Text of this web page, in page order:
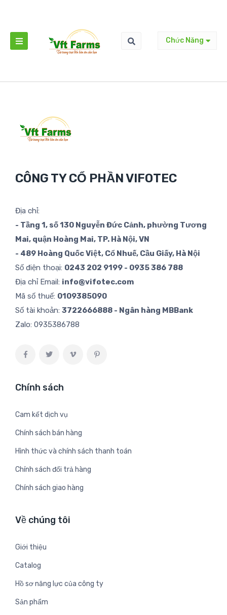
Chức Năng
CÔNG TY CỔ PHẦN VIFOTEC
Địa chỉ:
- Tầng 1, số 130 Nguyễn Đức Cảnh, phường Tương
Mai, quận Hoàng Mai, TP. Hà Nội, VN
- 489 Hoàng Quốc Việt, Cổ Nhuế, Cầu Giấy, Hà Nội
Số điện thoại: 0243 202 9199 - 0935 386 788
Địa chỉ Email: info@vifotec.com
Mã số thuế: 0109385090
Số tài khoản: 3722666888 - Ngân hàng MBBank
Zalo: 0935386788
Chính sách
Cam kết dịch vụ
Chính sách bán hàng
Hình thức và chính sách thanh toán
Chính sách đổi trả hàng
Chính sách giao hàng
Về chúng tôi
Giới thiệu
Catalog
Hồ sơ năng lực của công ty
Sản phẩm